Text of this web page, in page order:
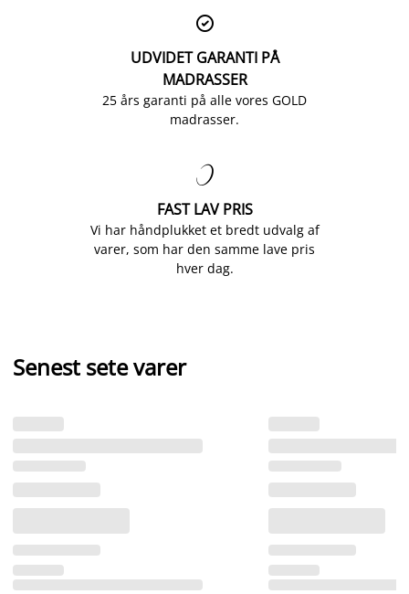

UDVIDET GARANTI PÅ
MADRASSER
25 års garanti på alle vores GOLD
madrasser.

FAST LAV PRIS
Vi har håndplukket et bredt udvalg af
varer, som har den samme lave pris
hver dag.
Senest sete varer